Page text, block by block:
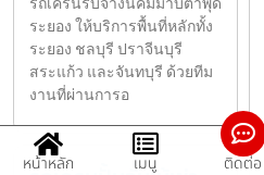
ระยอง ให้บริการพื้นที่หลักทั้ง
ระยอง ชลบุรี ปราจีนบุรี
สระแก้ว และจันทบุรี ด้วยทีม
งานที่ผ่านการอ
หน้าหลัก เมนู ติดต่อ